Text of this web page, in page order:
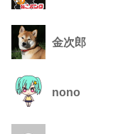
金次郎
nono